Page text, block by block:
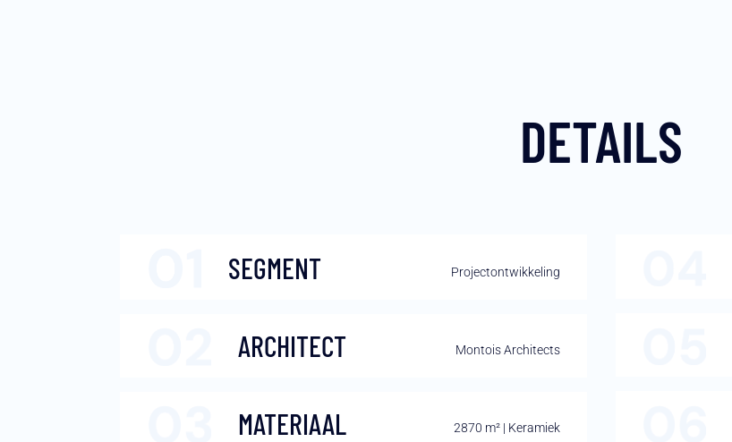
DETAILS
SEGMENT Projectontwikkeling
ARCHITECT Montois Architects
MATERIAAL 2870 m² | Keramiek